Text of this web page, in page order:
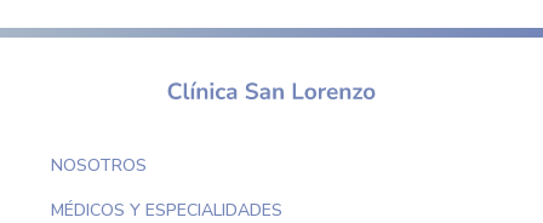
NOSOTROS
MÉDICOS Y ESPECIALIDADES